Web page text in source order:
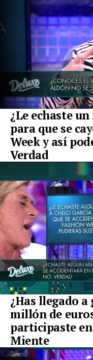
¿Le echaste
para que se
Week y así
Verdad
¿Has llegado
millón de
participaste en
Miente